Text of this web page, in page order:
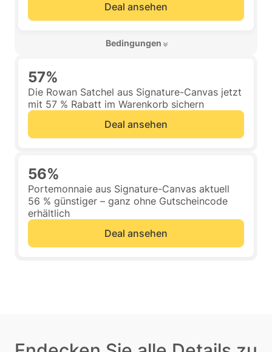
Deal ansehen
Bedingungen
57%
Die Rowan Satchel aus Signature-Canvas jetzt
mit 57 % Rabatt im Warenkorb sichern
Deal ansehen
56%
Portemonnaie aus Signature-Canvas aktuell
56 % günstiger – ganz ohne Gutscheincode
erhältlich
Deal ansehen